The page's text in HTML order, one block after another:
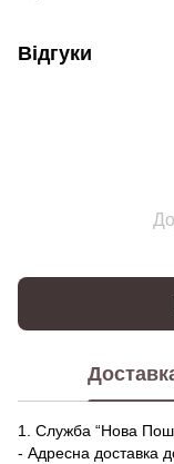
Відгуки
1. Служба “Нова
- Адресна доставка